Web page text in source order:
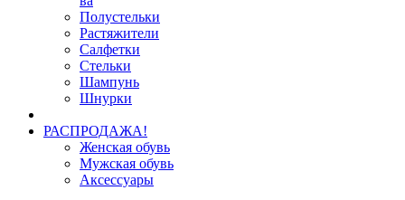
Полустельки
Растяжители
Салфетки
Стельки
Шампунь
Шнурки
РАСПРОДАЖА!
Женская обувь
Мужская обувь
Аксессуары